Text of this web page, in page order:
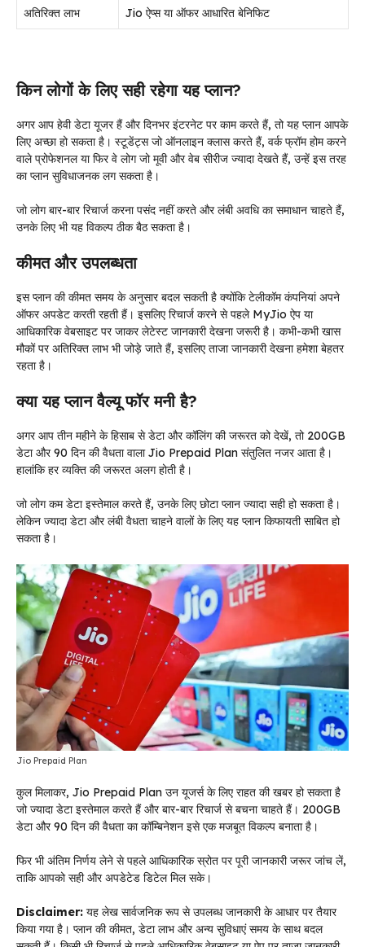
अतिरिक्त लाभ Jio ऐप्स या ऑफर आधारित बेनिफिट
किन लोगों के लिए सही रहेगा यह प्लान?
अगर आप हेवी डेटा यूजर हैं और दिनभर इंटरनेट पर काम करते हैं, तो यह प्लान आपके
लिए अच्छा हो सकता है। स्टूडेंट्स जो ऑनलाइन क्लास करते हैं, वर्क फ्रॉम होम करने
वाले प्रोफेशनल या फिर वे लोग जो मूवी और वेब सीरीज ज्यादा देखते हैं, उन्हें इस तरह
का प्लान सुविधाजनक लग सकता है।
जो लोग बार-बार रिचार्ज करना पसंद नहीं करते और लंबी अवधि का समाधान चाहते हैं,
उनके लिए भी यह विकल्प ठीक बैठ सकता है।
कीमत और उपलब्धता
इस प्लान की कीमत समय के अनुसार बदल सकती है क्योंकि टेलीकॉम कंपनियां अपने
ऑफर अपडेट करती रहती हैं। इसलिए रिचार्ज करने से पहले MyJio ऐप या
आधिकारिक वेबसाइट पर जाकर लेटेस्ट जानकारी देखना जरूरी है। कभी-कभी खास
मौकों पर अतिरिक्त लाभ भी जोड़े जाते हैं, इसलिए ताजा जानकारी देखना हमेशा बेहतर
रहता है।
क्या यह प्लान वैल्यू फॉर मनी है?
अगर आप तीन महीने के हिसाब से डेटा और कॉलिंग की जरूरत को देखें, तो 200GB
डेटा और 90 दिन की वैधता वाला Jio Prepaid Plan संतुलित नजर आता है।
हालांकि हर व्यक्ति की जरूरत अलग होती है।
जो लोग कम डेटा इस्तेमाल करते हैं, उनके लिए छोटा प्लान ज्यादा सही हो सकता है।
लेकिन ज्यादा डेटा और लंबी वैधता चाहने वालों के लिए यह प्लान किफायती साबित हो
सकता है।
Jio Prepaid Plan
कुल मिलाकर, Jio Prepaid Plan उन यूजर्स के लिए राहत की खबर हो सकता है
जो ज्यादा डेटा इस्तेमाल करते हैं और बार-बार रिचार्ज से बचना चाहते हैं। 200GB
डेटा और 90 दिन की वैधता का कॉम्बिनेशन इसे एक मजबूत विकल्प बनाता है।
फिर भी अंतिम निर्णय लेने से पहले आधिकारिक स्रोत पर पूरी जानकारी जरूर जांच लें,
ताकि आपको सही और अपडेटेड डिटेल मिल सके।
Disclaimer: यह लेख सार्वजनिक रूप से उपलब्ध जानकारी के आधार पर तैयार
किया गया है। प्लान की कीमत, डेटा लाभ और अन्य सुविधाएं समय के साथ बदल